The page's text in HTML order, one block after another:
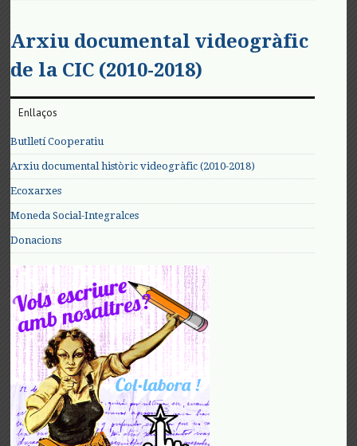
Arxiu documental videogràfic
de la CIC (2010-2018)
Enllaços
Butlletí Cooperatiu
Arxiu documental històric videogràfic (2010-2018)
Ecoxarxes
Moneda Social-Integralces
Donacions